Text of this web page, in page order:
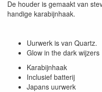
De houder is gemaakt van
handige karabijnhaak.
Uurwerk is van Quartz.
Glow in the dark wijzers
Karabijnhaak
Inclusief batterij
Japans uurwerk